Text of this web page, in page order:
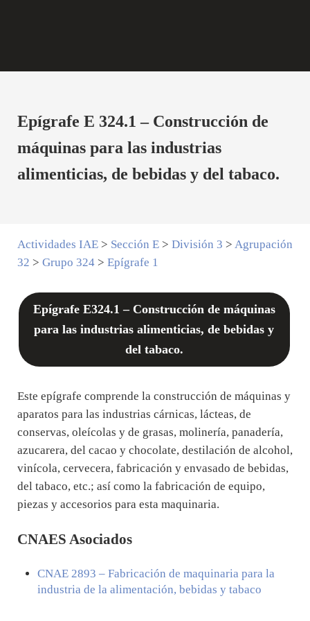
Epígrafe E 324.1 – Construcción de
máquinas para las industrias
alimenticias, de bebidas y del tabaco.
Actividades IAE> Sección E> División 3 > Agrupación
32 > Grupo 324> Epígrafe 1
Epígrafe E324.1 – Construcción de máquinas
para las industrias alimenticias, de bebidas y
del tabaco.
Este epígrafe comprende la construcción de máquinas y
aparatos para las industrias cárnicas, lácteas, de
conservas, oleícolas y de grasas, molinería, panadería,
azucarera, del cacao y chocolate, destilación de alcohol,
vinícola, cervecera, fabricación y envasado de bebidas,
del tabaco, etc.; así como la fabricación de equipo,
piezas y accesorios para esta maquinaria.
CNAES Asociados
CNAE2893 – Fabricación de maquinaria para la
industria de la alimentación, bebidas y tabaco